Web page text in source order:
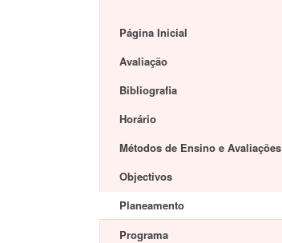
Página Inicial
Avaliação
Bibliografia
Horário
Métodos de Ensino e Avaliações
Objectivos
Planeamento
Programa